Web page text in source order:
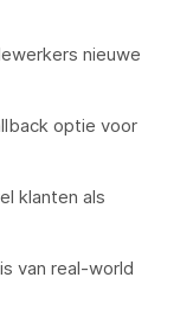
nieuwe
optie voor
klanten als
van real-world